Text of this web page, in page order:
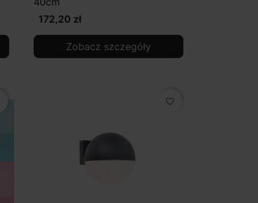
172,20 zł
Zobacz szczegóły
favorite_border